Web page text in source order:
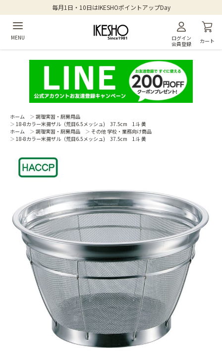
毎月1日・10日はIKESHOポイントアップDay
MENU
ログイン
会員登録
カート
ホーム ＞ 調理実習・厨房用品
＞ 18-8カラー米揚ザル（荒目6.5メッシュ) 37.5cm 1斗 黄
ホーム
＞ 調理実習・厨房用品 ＞ その他 学校・業務向け商品
＞ 18-8カラー米揚ザル（荒目6.5メッシュ) 37.5cm 1斗 黄